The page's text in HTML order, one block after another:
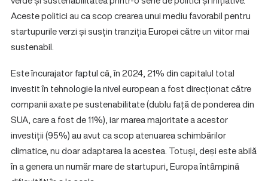
Aceste politici au ca scop crearea unui mediu favorabil pentru
startupurile verzi și susțin tranziția Europei către un viitor mai
sustenabil.
Este încurajator faptul că, în 2024, 21% din capitalul total
investit în tehnologie la nivel european a fost direcționat către
companii axate pe sustenabilitate (dublu față de ponderea din
SUA, care a fost de 11%), iar marea majoritate a acestor
investiții (95%) au avut ca scop atenuarea schimbărilor
climatice, nu doar adaptarea la acestea. Totuși, deși este abilă
în a genera un număr mare de startupuri, Europa întâmpină